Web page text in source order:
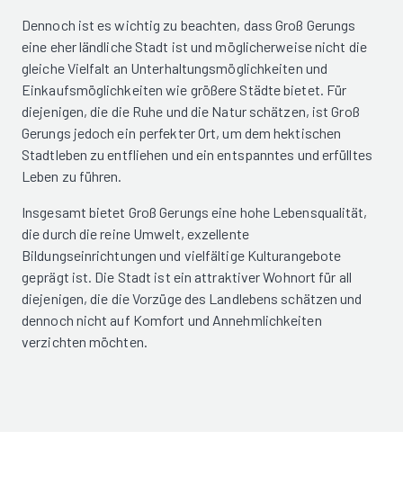
Dennoch ist es wichtig zu beachten, dass Groß Gerungs
eine eher ländliche Stadt ist und möglicherweise nicht die
gleiche Vielfalt an Unterhaltungsmöglichkeiten und
Einkaufsmöglichkeiten wie größere Städte bietet. Für
diejenigen, die die Ruhe und die Natur schätzen, ist Groß
Gerungs jedoch ein perfekter Ort, um dem hektischen
Stadtleben zu entfliehen und ein entspanntes und erfülltes
Leben zu führen.
Insgesamt bietet Groß Gerungs eine hohe Lebensqualität,
die durch die reine Umwelt, exzellente
Bildungseinrichtungen und vielfältige Kulturangebote
geprägt ist. Die Stadt ist ein attraktiver Wohnort für all
diejenigen, die die Vorzüge des Landlebens schätzen und
dennoch nicht auf Komfort und Annehmlichkeiten
verzichten möchten.